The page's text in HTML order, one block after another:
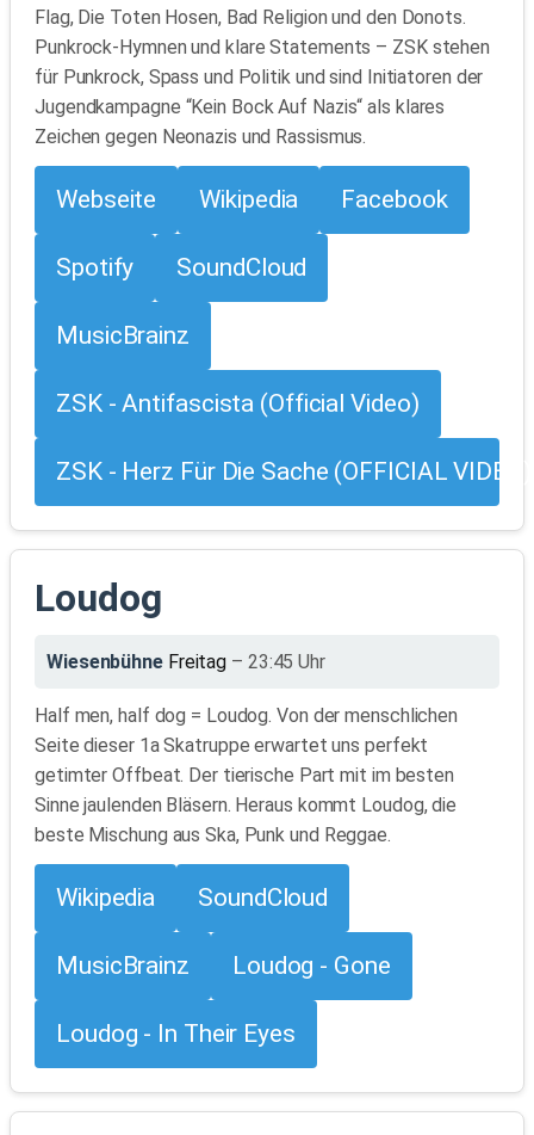
Flag, Die Toten Hosen, Bad Religion und den Donots.
Punkrock-Hymnen und klare Statements – ZSK stehen
für Punkrock, Spass und Politik und sind Initiatoren der
Jugendkampagne “Kein Bock Auf Nazis“ als klares
Zeichen gegen Neonazis und Rassismus.
Webseite Wikipedia Facebook
Spotify SoundCloud
MusicBrainz
ZSK - Antifascista (Official Video)
ZSK - Herz Für Die Sache (OFFICIAL VIDEO)
Loudog
Wiesenbühne Freitag – 23:45 Uhr
Half men, half dog = Loudog. Von der menschlichen
Seite dieser 1a Skatruppe erwartet uns perfekt
getimter Offbeat. Der tierische Part mit im besten
Sinne jaulenden Bläsern. Heraus kommt Loudog, die
beste Mischung aus Ska, Punk und Reggae.
Wikipedia SoundCloud
MusicBrainz Loudog - Gone
Loudog - In Their Eyes